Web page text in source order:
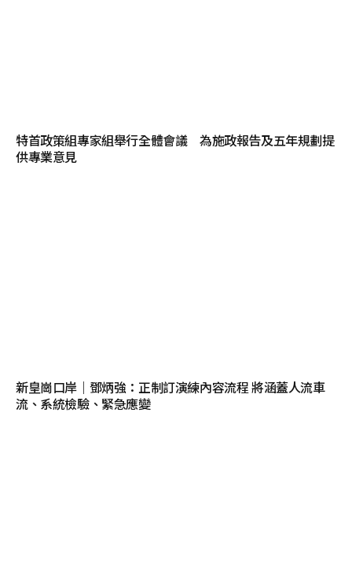
特首政策組專家組舉行全體會議 為施政報告及五年規劃提
供專業意見
新皇崗口岸｜鄧炳強：正制訂演練內容流程 將涵蓋人流車
流、系統檢驗、緊急應變